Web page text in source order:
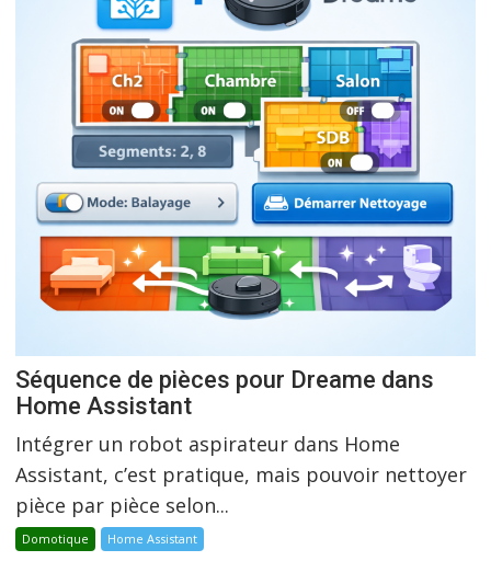
Séquence de pièces pour Dreame dans
Home Assistant
Intégrer un robot aspirateur dans Home
Assistant, c’est pratique, mais pouvoir nettoyer
pièce par pièce selon...
Domotique Home Assistant